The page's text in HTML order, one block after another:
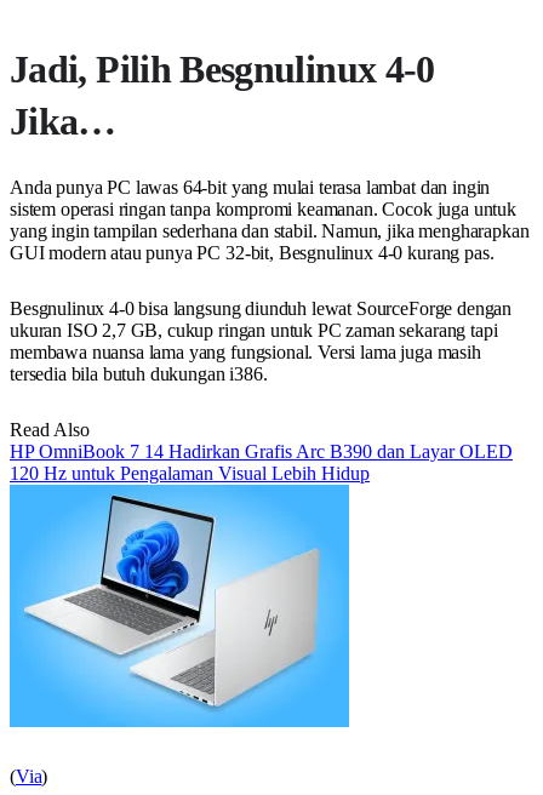
Jadi, Pilih Besgnulinux 4-0
Jika…
Anda punya PC lawas 64-bit yang mulai terasa lambat dan ingin
sistem operasi ringan tanpa kompromi keamanan. Cocok juga untuk
yang ingin tampilan sederhana dan stabil. Namun, jika mengharapkan
GUI modern atau punya PC 32-bit, Besgnulinux 4-0 kurang pas.
Besgnulinux 4-0 bisa langsung diunduh lewat SourceForge dengan
ukuran ISO 2,7 GB, cukup ringan untuk PC zaman sekarang tapi
membawa nuansa lama yang fungsional. Versi lama juga masih
tersedia bila butuh dukungan i386.
Read Also
HP OmniBook 7 14 Hadirkan Grafis Arc B390 dan Layar OLED
120 Hz untuk Pengalaman Visual Lebih Hidup
(Via)